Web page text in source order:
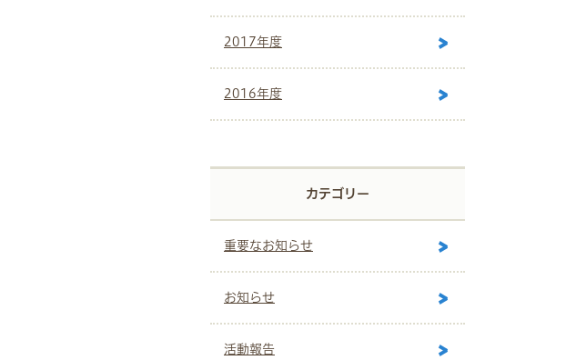
2017年度
2016年度
カテゴリー
重要なお知らせ
お知らせ
活動報告